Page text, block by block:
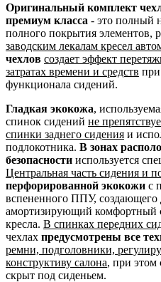
Оригинальный комплект
премиум класса - это полный
полного покрытия элементов,
заводским лекалам кресел
чехлов создает эффект
затратах времени и средств
функционала сидений.
Гладкая экокожа,
спинок сидений не
спинки заднего сидения и
подлокотника. В зонах
безопасности используется
Центральная часть сидения и
перфорированной экокожи с
вспененного ППУ, создающего
амортизирующий комфортный
кресла. В спинках передних
чехлах предусмотрены все
ремни, подголовники,
конструктиву салона, при этом
скрыт под сиденьем.